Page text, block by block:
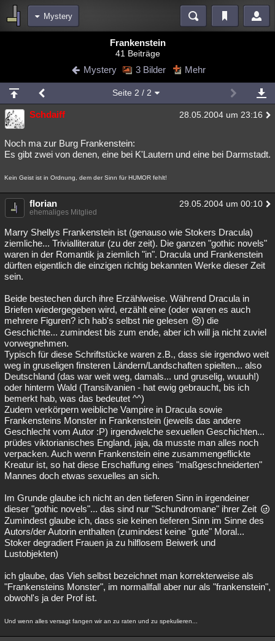
Mystery
Blogs
Chat Wiki Neuigkeiten
meine Rubriken
Menschen Mystery Kriminalfälle
Spiritualität Verschwörungen
Philosophie Literatur
Astronomie Helpdesk Gruppen Gaming Filme
Musik Clash Verbesserungen Allmystery English
Übersichten
Lesenswert Schlüsselwörter
Frankenstein
41 Beiträge
Mystery 3 Bilder Mehr
Seite 2 / 2
Schdaiff 28.05.2004 um 23:16
Noch ma zur Burg Frankenstein:
Es gibt zwei von denen, eine bei K'Lautern und eine bei Darmstadt.
Kein Geist ist in Ordnung, dem der Sinn für HUMOR fehlt!
florian 29.05.2004 um 00:10
ehemaliges Mitglied
Marry Shellys Frankenstein ist (genauso wie Stokers Dracula)
ziemliche... Trivialliteratur (zu der zeit). Die ganzen "gothic novels"
waren in der Romantik ja ziemlich "in". Dracula und Frankenstein
dürften eigentlich die einzigen richtig bekannten Werke dieser Zeit
sein.
Beide bestechen durch ihre Erzählweise. Während Dracula in
Briefen wiedergegeben wird, erzählt eine (oder waren es auch
mehrere Figuren? ich hab's selbst nie gelesen
) die
Geschichte... zumindest bis zum ende, aber ich will ja nicht zuviel
vorwegnehmen.
Typisch für diese Schriftstücke waren z.B., dass sie irgendwo weit
weg in gruseligen finsteren Ländern/Landschaften spielten... also
Deutschland (das war weit weg, damals... und gruselig, wuuuh!)
oder hinterm Wald (Transilvanien - hat ewig gebraucht, bis ich
bemerkt hab, was das bedeutet ^^)
Zudem verkörpern weibliche Vampire in Dracula sowie
Frankensteins Monster in Frankenstein (jeweils das andere
Geschlecht vom Autor :P) irgendwelche sexuellen Geschichten...
prüdes viktorianisches England, jaja, da musste man alles noch
verpacken. Auch wenn Frankenstein eine zusammengeflickte
Kreatur ist, so hat diese Erschaffung eines "maßgeschneiderten"
Mannes doch etwas sexuelles an sich.
Im Grunde glaube ich nicht an den tieferen Sinn in irgendeiner
dieser "gothic novels"... das sind nur "Schundromane" ihrer Zeit
Zumindest glaube ich, dass sie keinen tieferen Sinn im Sinne des
Autors/der Autorin enthalten (zumindest keine "gute" Moral...
Stoker degradiert Frauen ja zu hilflosem Beiwerk und
Lustobjekten)
ich glaube, das Vieh selbst bezeichnet man korrekterweise als
"Frankensteins Monster", im normallfall aber nur als "frankenstein",
obwohl's ja der Prof ist.
Und wenn alles versagt fangen wir an zu raten und zu spekulieren...